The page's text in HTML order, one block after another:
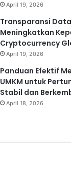
April 19, 2026
Transparansi
Meningkatkan
Cryptocurrency
April 19, 2026
Panduan Efektif
UMKM untuk
Stabil dan
April 18, 2026